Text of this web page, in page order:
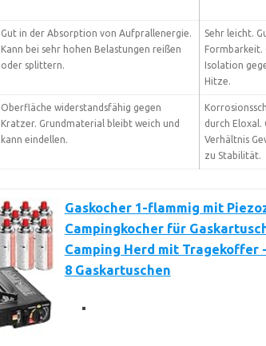
Gut in der Absorption von Aufprallenergie.
Kann bei sehr hohen Belastungen reißen
oder splittern.
Sehr leicht.
Formbarkeit.
Isolation
Hitze.
Oberfläche widerstandsfähig gegen
Kratzer. Grundmaterial bleibt weich und
kann eindellen.
durch Eloxal.
Verhältnis
zu Stabilität.
Gaskocher 1-flammig mit
Campingkocher für
Camping Herd mit
8 Gaskartuschen